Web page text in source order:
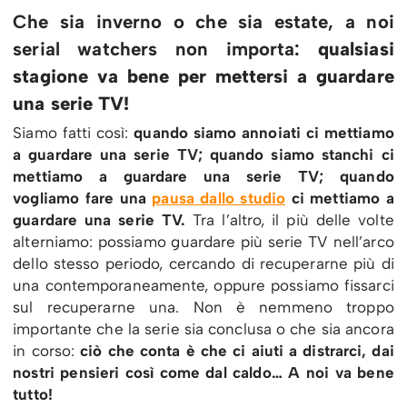
Che sia inverno o che sia estate, a noi
serial watchers non importa: qualsiasi
stagione va bene per mettersi a guardare
una serie TV!
Siamo fatti così:quando siamo annoiati ci mettiamo
a guardare una serie TV; quando siamo stanchi ci
mettiamo a guardare una serie TV; quando
vogliamo fare una pausa dallo studio ci mettiamo a
guardare una serie TV. Tra l’altro, il più delle volte
alterniamo: possiamo guardare più serie TV nell’arco
dello stesso periodo, cercando di recuperarne più di
una contemporaneamente, oppure possiamo fissarci
sul recuperarne una. Non è nemmeno troppo
importante che la serie sia conclusa o che sia ancora
in corso:ciò che conta è che ci aiuti a distrarci, dai
nostri pensieri così come dal caldo… A noi va bene
tutto!